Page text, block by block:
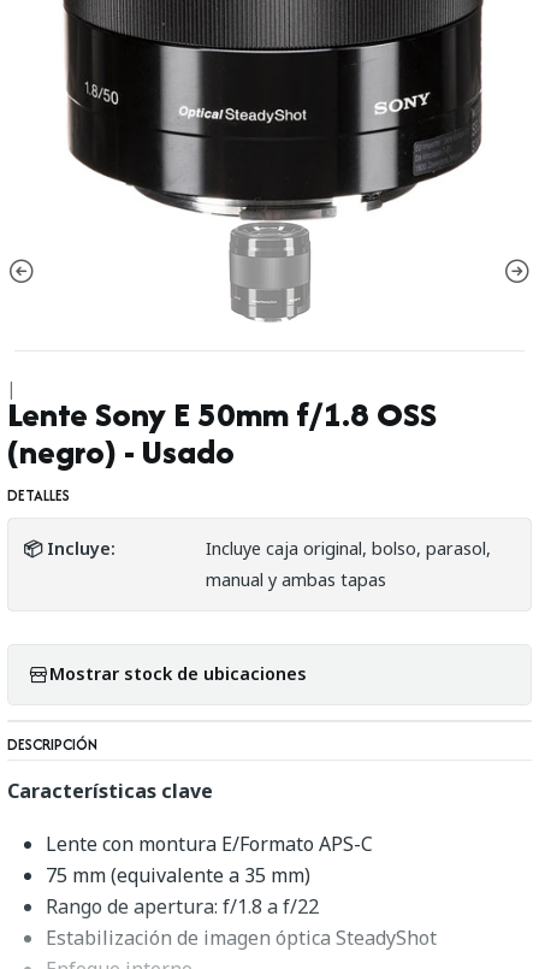
|
Lente Sony E 50mm f/1.8 OSS
(negro) - Usado
DETALLES
📦 Incluye:
Incluye caja original, bolso, parasol,
manual y ambas tapas
Mostrar stock de ubicaciones
DESCRIPCIÓN
Características clave
Lente con montura E/Formato APS-C
75 mm (equivalente a 35 mm)
Rango de apertura: f/1.8 a f/22
Estabilización de imagen óptica SteadyShot